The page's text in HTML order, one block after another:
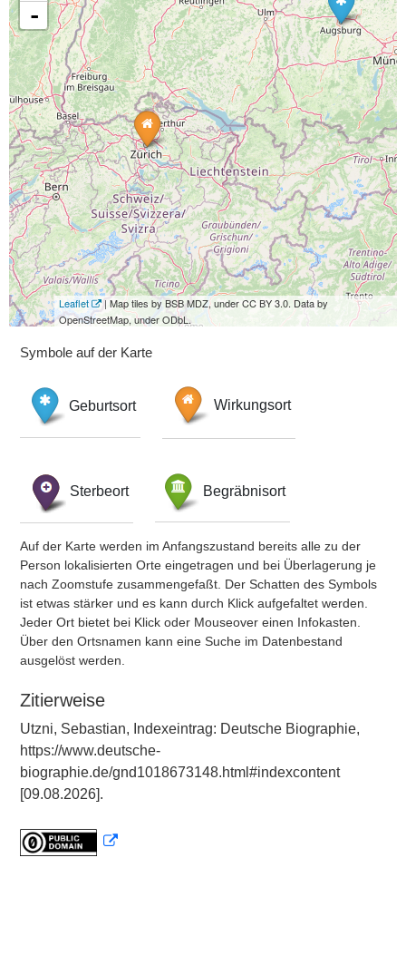
-
Leaflet
| Map tiles by BSB MDZ, under CC BY 3.0. Data by
OpenStreetMap, under ODbL.
Symbole auf der Karte
Geburtsort Wirkungsort
Sterbeort Begräbnisort
Auf der Karte werden im Anfangszustand bereits alle zu der
Person lokalisierten Orte eingetragen und bei Überlagerung je
nach Zoomstufe zusammengefaßt. Der Schatten des Symbols
ist etwas stärker und es kann durch Klick aufgefaltet werden.
Jeder Ort bietet bei Klick oder Mouseover einen Infokasten.
Über den Ortsnamen kann eine Suche im Datenbestand
ausgelöst werden.
Zitierweise
Utzni, Sebastian, Indexeintrag: Deutsche Biographie,
https://www.deutsche-
biographie.de/gnd1018673148.html#indexcontent
[09.08.2026].